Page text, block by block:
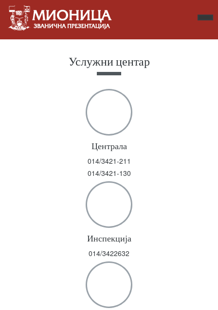
Услужни центар
Централа
014/3421-211
014/3421-130
Инспекција
014/3422632